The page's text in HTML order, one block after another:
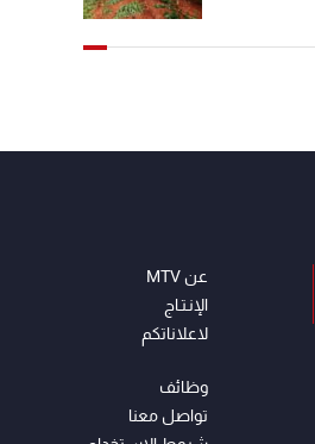
عن MTV
الإنـتـاج
لاعلاناتكم
وظائف
تواصل معنا